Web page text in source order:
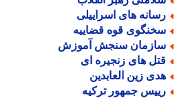
های اسراییلی
قوه قضاییه
سنجش آموزش
های زنجیره ای
زین العابدین
جمهور ترکیه